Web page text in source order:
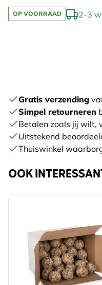
OP VOORRAAD 2-3
Gratis verzending
Simpel retourneren
Betalen zoals jij wilt,
Uitstekend
Thuiswinkel
OOK